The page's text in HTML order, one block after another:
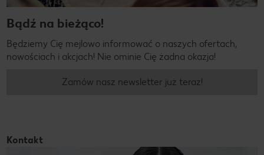
Bądź na bieżąco!
Będziemy Cię mejlowo informować o naszych ofertach,
nowościach i akcjach! Nie ominie Cię żadna okazja!
Zamów nasz newsletter już teraz!
Kontakt